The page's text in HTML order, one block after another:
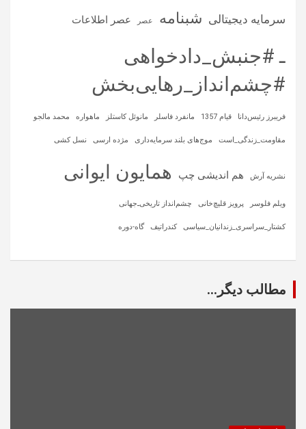
سرمایه‌ دیجیتالی شبنامه عصر عصر اطلاعات
ـ #جنبش_دادخواهی
#چشم‌انداز_رهایی‌بخش
فریبرز رئیس‌دانا قیام 1357 مانفرد فاسلر مانوئل کاستلز ماهواره‌ محمد مالجو
مقاومت_زندگی_است موج‌های بلند سرمایه‌داری مژده ارسی نسل کشی
نشریه آرش هم اندیشی چپ همایون ایوانی
ویلم فلوسر پرویز قلیچ‌خانی چشم‌انداز تاریخی‌ـ‌جهانی
کشتار_سراسری_زندانیان_سیاسی کندراتیف گاه-دوره
مطالب دیگر...